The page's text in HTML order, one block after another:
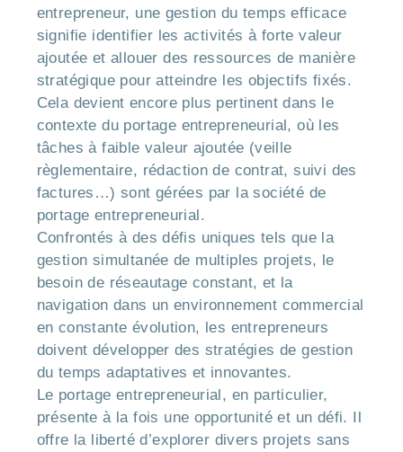
entrepreneur, une gestion du temps efficace
signifie identifier les activités à forte valeur
ajoutée et allouer des ressources de manière
stratégique pour atteindre les objectifs fixés.
Cela devient encore plus pertinent dans le
contexte du portage entrepreneurial, où les
tâches à faible valeur ajoutée (veille
règlementaire, rédaction de contrat, suivi des
factures…) sont gérées par la société de
portage entrepreneurial.
Confrontés à des défis uniques tels que la
gestion simultanée de multiples projets, le
besoin de réseautage constant, et la
navigation dans un environnement commercial
en constante évolution, les entrepreneurs
doivent développer des stratégies de gestion
du temps adaptatives et innovantes.
Le portage entrepreneurial, en particulier,
présente à la fois une opportunité et un défi. Il
offre la liberté d’explorer divers projets sans